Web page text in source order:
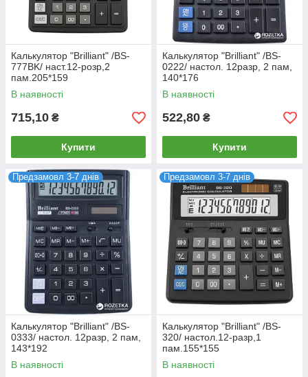
Калькулятор "Brilliant" /BS-
777BK/ наст.12-розр,2
пам.205*159
В наявності
715,10 ₴
Купити
Калькулятор "Brilliant" /BS-
0222/ настол. 12разр, 2 пам,
140*176
В наявності
522,80 ₴
Купити
Предзамовл 3-7 днів
Калькулятор "Brilliant" /BS-
0333/ настол. 12разр, 2 пам,
143*192
В наявності
Предзамовл 3-7 днів
Калькулятор "Brilliant" /BS-
320/ настол.12-разр,1
пам.155*155
В наявності